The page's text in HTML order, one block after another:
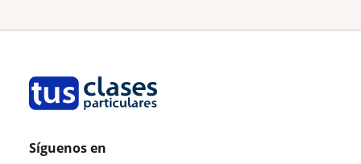
Síguenos en